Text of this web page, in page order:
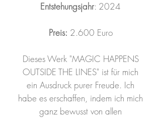
Entstehungsjahr: 2024
Preis: 2.600 Euro
Dieses Werk "MAGIC HAPPENS
OUTSIDE THE LINES" ist für mich
ein Ausdruck purer Freude. Ich
habe es erschaffen, indem ich mich
ganz bewusst von allen